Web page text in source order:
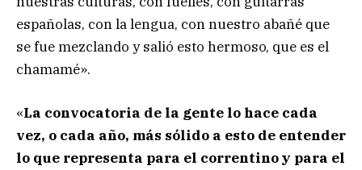
españolas, con la lengua, con nuestro abañé que
se fue mezclando y salió esto hermoso, que es el
chamamé».
«La convocatoria de la gente lo hace cada
vez, o cada año, más sólido a esto de entender
lo que representa para el correntino y para el